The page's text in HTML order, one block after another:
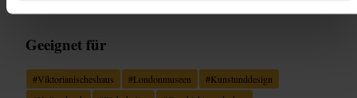
Geeignet für
#Viktorianischeshaus #Londonmuseen #Kunstunddesign